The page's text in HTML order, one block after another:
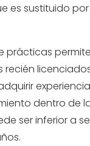
es sustituido
prácticas
recién
dentro de
ser inferior a